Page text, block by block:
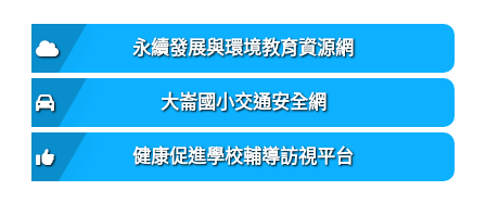
永續發展與環境教育資源網
大崙國小交通安全網
健康促進學校輔導訪視平台